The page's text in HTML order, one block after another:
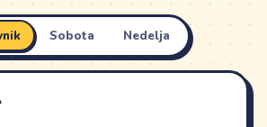
Sobota Nedelja